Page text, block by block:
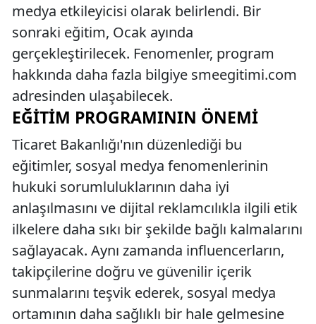
medya etkileyicisi olarak belirlendi. Bir
sonraki eğitim, Ocak ayında
gerçekleştirilecek. Fenomenler, program
hakkında daha fazla bilgiye smeegitimi.com
adresinden ulaşabilecek.
EĞITIM PROGRAMININ ÖNEMI
Ticaret Bakanlığı'nın düzenlediği bu
eğitimler, sosyal medya fenomenlerinin
hukuki sorumluluklarının daha iyi
anlaşılmasını ve dijital reklamcılıkla ilgili etik
ilkelere daha sıkı bir şekilde bağlı kalmalarını
sağlayacak. Aynı zamanda influencerların,
takipçilerine doğru ve güvenilir içerik
sunmalarını teşvik ederek, sosyal medya
ortamının daha sağlıklı bir hale gelmesine